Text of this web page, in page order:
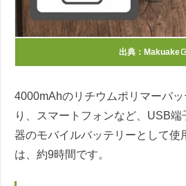
出典： Makuake
4000mAhのリチウムポリマーバ
り、スマートフォンなど、USB
器のモバイルバッテリーとして使
は、約9時間です。